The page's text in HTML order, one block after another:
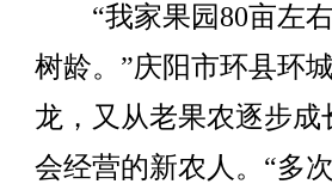
“我家果园80亩左右
树龄。”庆阳市环县环
龙，又从老果农逐步
会经营的新农人。“多